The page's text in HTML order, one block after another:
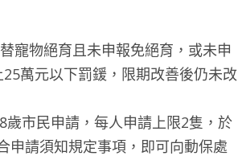
寵物絕育且未申報免絕育，或未申
萬元以下罰鍰，限期改善後仍未改
市民申請，每人申請上限2隻，於
申請須知規定事項，即可向動保處